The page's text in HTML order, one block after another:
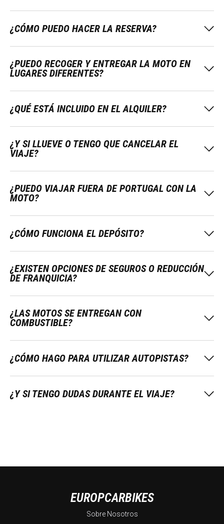
¿CÓMO PUEDO HACER LA RESERVA?
¿PUEDO RECOGER Y ENTREGAR LA MOTO EN
LUGARES DIFERENTES?
¿QUÉ ESTÁ INCLUIDO EN EL ALQUILER?
¿Y SI LLUEVE O TENGO QUE CANCELAR EL
VIAJE?
¿PUEDO VIAJAR FUERA DE PORTUGAL CON LA
MOTO?
¿CÓMO FUNCIONA EL DEPÓSITO?
¿EXISTEN OPCIONES DE SEGUROS O REDUCCIÓN
DE FRANQUICIA?
¿LAS MOTOS SE ENTREGAN CON
COMBUSTIBLE?
¿CÓMO HAGO PARA UTILIZAR AUTOPISTAS?
¿Y SI TENGO DUDAS DURANTE EL VIAJE?
EUROPCARBIKES
Sobre Nosotros